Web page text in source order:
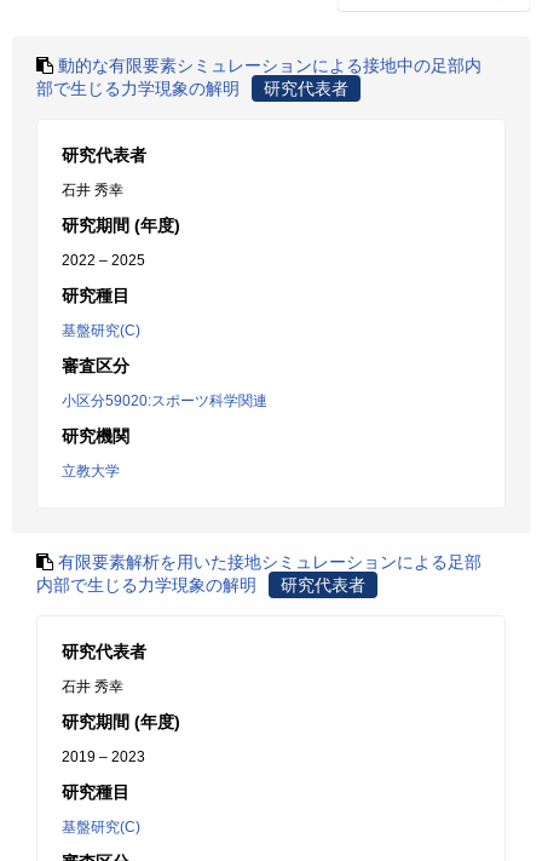
動的な有限要素シミュレーションによる接地中の足部内
部で生じる力学現象の解明
研究代表者
研究代表者
石井 秀幸
研究期間 (年度)
2022 – 2025
研究種目
基盤研究(C)
審査区分
小区分59020:スポーツ科学関連
研究機関
立教大学
有限要素解析を用いた接地シミュレーションによる足部
内部で生じる力学現象の解明
研究代表者
研究代表者
石井 秀幸
研究期間 (年度)
2019 – 2023
研究種目
基盤研究(C)